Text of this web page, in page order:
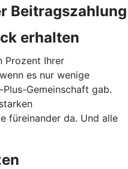
Beitragszahlung
erhalten
Prozent Ihrer
es nur wenige
Gemeinschaft gab.
füreinander da. Und alle